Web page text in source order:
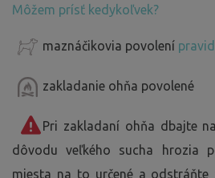
Môžem prísť kedykoľvek?
maznáčikovia povolení
zakladanie ohňa povolené
Pri zakladaní ohňa dbajte
dôvodu veľkého sucha hrozia
miesta na to určené a odstráňte